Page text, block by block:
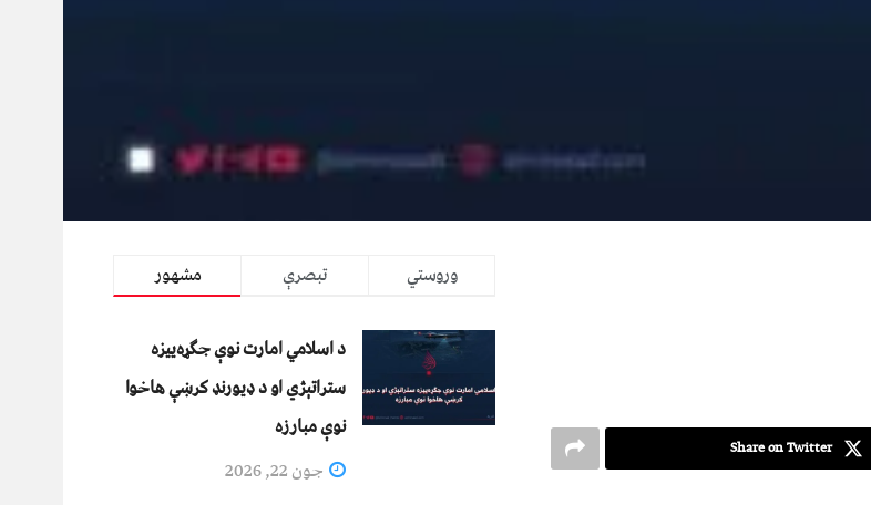
Share on Twitter
مشهور تبصرې وروستي
د اسلامي امارت نوې جګړه‌ییزه
ستراتېژي او د ډیورنډ کرښې هاخوا
نوې مبارزه
جون 22, 2026